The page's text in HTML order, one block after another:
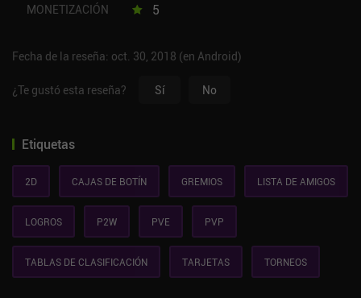
MONETIZACIÓN 5
Fecha de la reseña: oct. 30, 2018 (en Android)
¿Te gustó esta reseña? Sí No
Etiquetas
2D CAJAS DE BOTÍN GREMIOS LISTA DE AMIGOS
LOGROS P2W PVE PVP
TABLAS DE CLASIFICACIÓN TARJETAS TORNEOS